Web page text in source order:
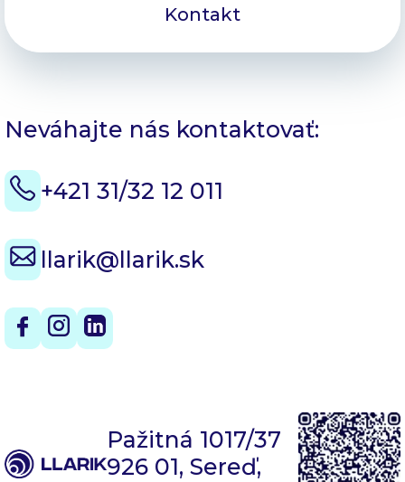
Kontakt
Neváhajte nás kontaktovať:
+421 31/32 12 011
llarik@llarik.sk
Pažitná 1017/37
926 01, Sereď,